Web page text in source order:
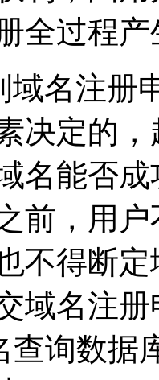
全过程
域名注册
决定的
名能否
前，用
不得断
域名注
查询数据